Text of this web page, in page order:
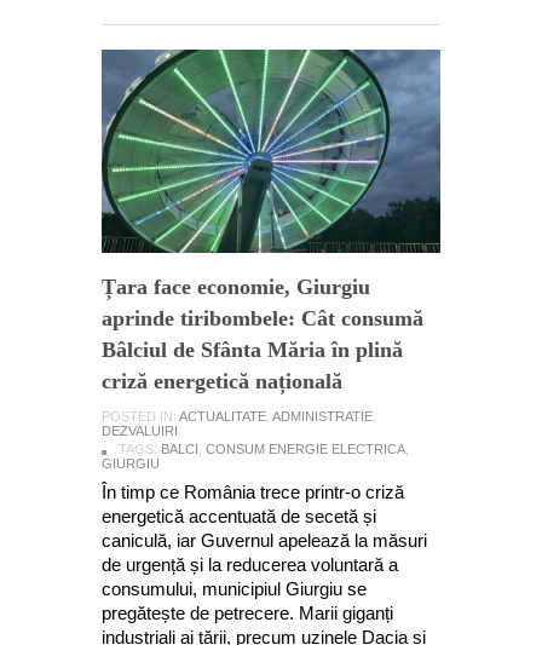
Țara face economie, Giurgiu
aprinde tiribombele: Cât consumă
Bâlciul de Sfânta Măria în plină
criză energetică națională
POSTED IN: ACTUALITATE ADMINISTRATIE
DEZVALUIRI
TAGS: BALCI CONSUM ENERGIE ELECTRICA
GIURGIU
În timp ce România trece printr-o criză
energetică accentuată de secetă și
caniculă, iar Guvernul apelează la măsuri
de urgență și la reducerea voluntară a
consumului, municipiul Giurgiu se
pregătește de petrecere. Marii giganți
industriali ai țării, precum uzinele Dacia și